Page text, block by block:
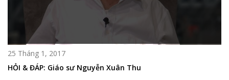
25 Tháng 1, 2017
HỎI & ĐÁP: Giáo sư Nguyễn Xuân Thu